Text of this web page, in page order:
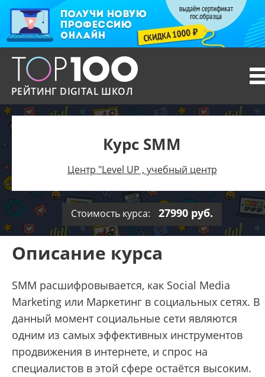
РЕЙТИНГ DIGITAL ШКОЛ
Курс SMM
Центр "Level UP , учебный центр
Стоимость курса: 27990 руб.
Описание курса
SMM расшифровывается, как Social Media
Marketing или Маркетинг в социальных сетях. В
данный момент социальные сети являются
одним из самых эффективных инструментов
продвижения в интернете, и спрос на
специалистов в этой сфере остаётся высоким.